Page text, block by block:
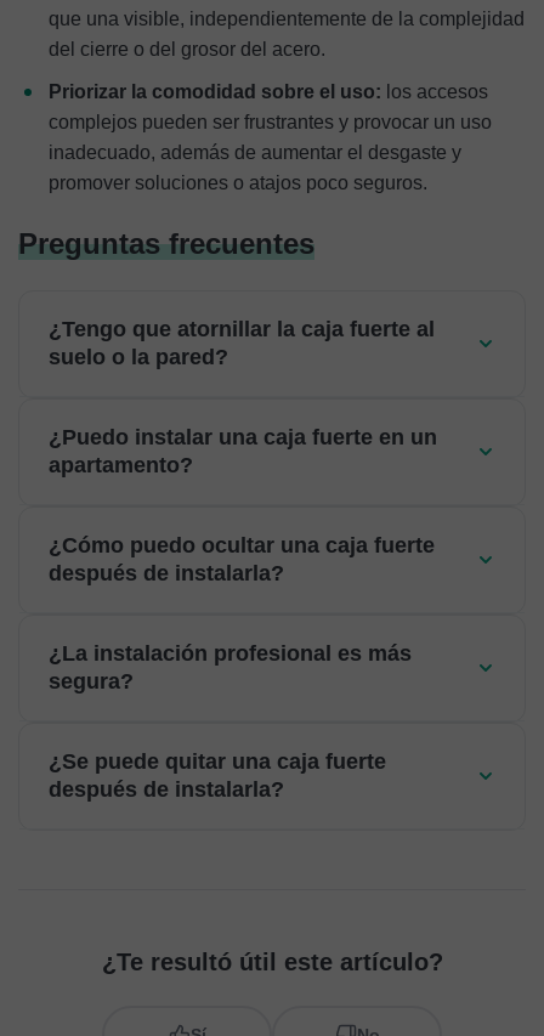
que una visible, independientemente de la complejidad
del cierre o del grosor del acero.
Priorizar la comodidad sobre el uso: los accesos
complejos pueden ser frustrantes y provocar un uso
inadecuado, además de aumentar el desgaste y
promover soluciones o atajos poco seguros.
Preguntas frecuentes
¿Tengo que atornillar la caja fuerte al
suelo o la pared?
¿Puedo instalar una caja fuerte en un
apartamento?
¿Cómo puedo ocultar una caja fuerte
después de instalarla?
¿La instalación profesional es más
segura?
¿Se puede quitar una caja fuerte
después de instalarla?
¿Te resultó útil este artículo?